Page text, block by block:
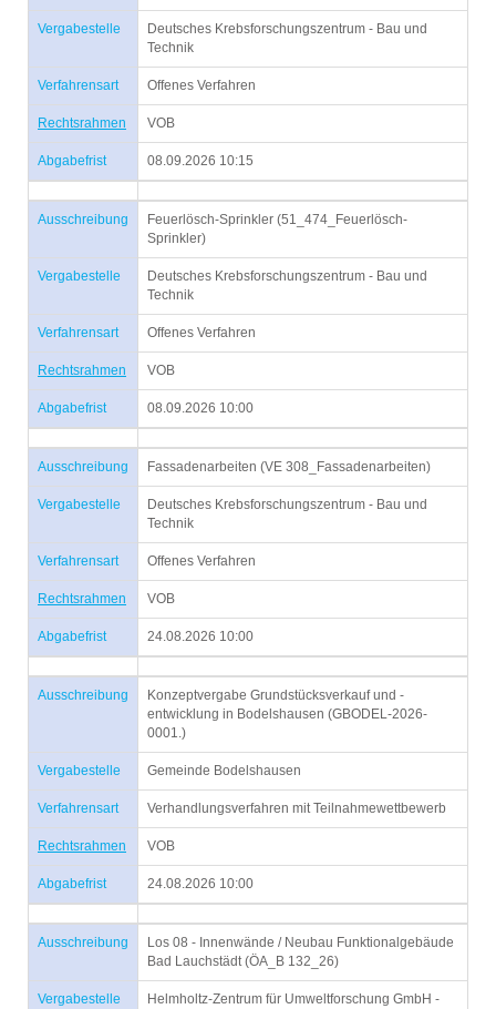
Vergabestelle
Deutsches Krebsforschungszentrum - Bau und
Technik
Verfahrensart Offenes Verfahren
Rechtsrahmen VOB
Abgabefrist 08.09.2026 10:15
Ausschreibung
Feuerlösch-Sprinkler (51_474_Feuerlösch-
Sprinkler)
Vergabestelle
Deutsches Krebsforschungszentrum - Bau und
Technik
Verfahrensart Offenes Verfahren
Rechtsrahmen VOB
Abgabefrist 08.09.2026 10:00
Ausschreibung Fassadenarbeiten (VE 308_Fassadenarbeiten)
Vergabestelle
Deutsches Krebsforschungszentrum - Bau und
Technik
Verfahrensart Offenes Verfahren
Rechtsrahmen VOB
Abgabefrist 24.08.2026 10:00
Ausschreibung
Konzeptvergabe Grundstücksverkauf und -
entwicklung in Bodelshausen (GBODEL-2026-
0001.)
Vergabestelle Gemeinde Bodelshausen
Verfahrensart Verhandlungsverfahren mit Teilnahmewettbewerb
Rechtsrahmen VOB
Abgabefrist 24.08.2026 10:00
Ausschreibung
Los 08 - Innenwände / Neubau Funktionalgebäude
Bad Lauchstädt (ÖA_B 132_26)
Vergabestelle
Helmholtz-Zentrum für Umweltforschung GmbH -